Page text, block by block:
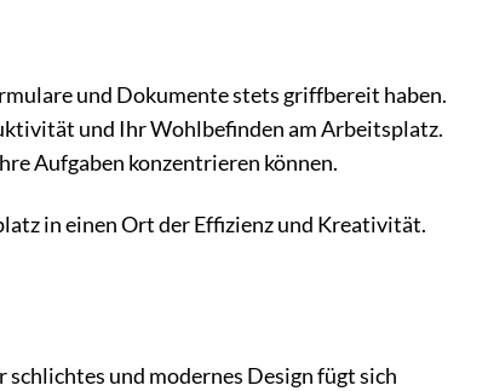
und Dokumente stets griffbereit haben.
und Ihr Wohlbefinden am Arbeitsplatz.
Aufgaben konzentrieren können.
in einen Ort der Effizienz und Kreativität.
und modernes Design fügt sich